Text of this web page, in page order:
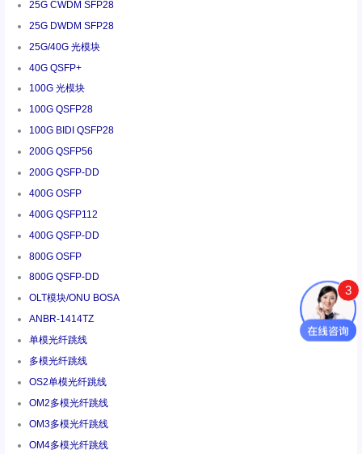
25G CWDM SFP28
25G DWDM SFP28
25G/40G 光模块
40G QSFP+
100G 光模块
100G QSFP28
100G BIDI QSFP28
200G QSFP56
200G QSFP-DD
400G OSFP
400G QSFP112
400G QSFP-DD
800G OSFP
800G QSFP-DD
OLT模块/ONU BOSA
ANBR-1414TZ
单模光纤跳线
多模光纤跳线
OS2单模光纤跳线
OM2多模光纤跳线
OM3多模光纤跳线
OM4多模光纤跳线
3